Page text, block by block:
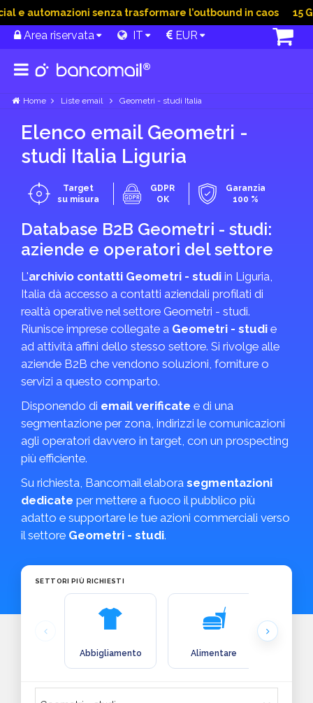
automazioni senza trasformare l’outbound in caos 15 Giu
Area riservata IT EUR
Home Liste email Geometri - studi Italia
Elenco email Geometri -
studi Italia Liguria
Target
su misura
GDPR
OK
Garanzia
100 %
Database B2B Geometri - studi:
aziende e operatori del settore
L'archivio contatti Geometri - studi in Liguria,
Italia dà accesso a contatti aziendali profilati di
realtà operative nel settore Geometri - studi.
Riunisce imprese collegate a Geometri - studi e
ad attività affini dello stesso settore. Si rivolge alle
aziende B2B che vendono soluzioni, forniture o
servizi a questo comparto.
Disponendo di email verificate e di una
segmentazione per zona, indirizzi le comunicazioni
agli operatori davvero in target, con un prospecting
più efficiente.
Su richiesta, Bancomail elabora segmentazioni
dedicate per mettere a fuoco il pubblico più
adatto e supportare le tue azioni commerciali verso
il settore Geometri - studi.
SETTORI PIÙ RICHIESTI
Abbigliamento Alimentare